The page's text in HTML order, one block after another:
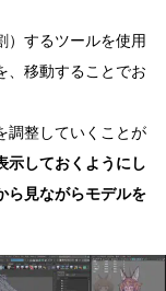
）するツールを使用
、移動することでお
調整していくことが
示しておくようにし
ら見ながらモデルを